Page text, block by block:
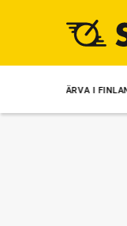
I FINLAND?